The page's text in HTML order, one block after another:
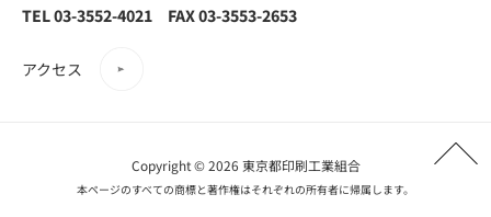
TEL 03-3552-4021 FAX 03-3553-2653
アクセス
Copyright © 2026 東京都印刷工業組合
本ページのすべての商標と著作権はそれぞれの所有者に帰属します。